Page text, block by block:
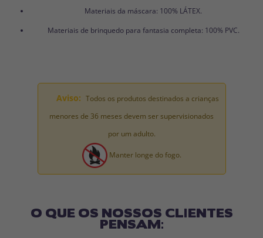
Materiais da máscara: 100% LÁTEX.
Materiais de brinquedo para fantasia completa: 100% PVC.
Aviso: Todos os produtos destinados a crianças
menores de 36 meses devem ser supervisionados
por um adulto.
Manter longe do fogo.
O QUE OS NOSSOS CLIENTES
PENSAM: